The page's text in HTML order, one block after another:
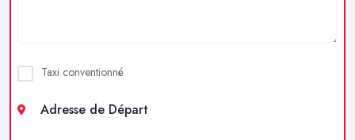
Taxi conventionné
Adresse de Départ